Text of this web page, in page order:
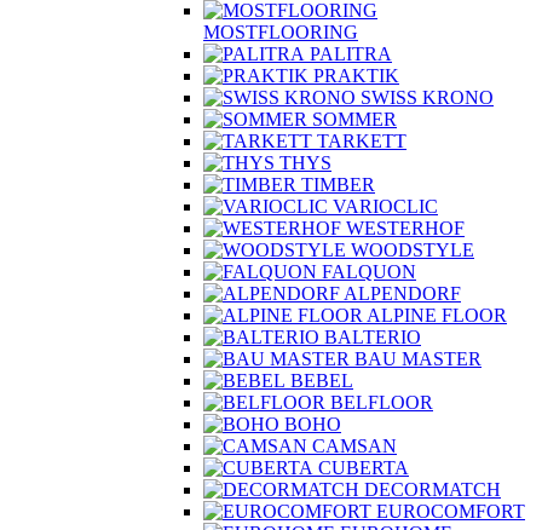
MOSTFLOORING
PALITRA
PRAKTIK
SWISS KRONO
SOMMER
TARKETT
THYS
TIMBER
VARIOCLIC
WESTERHOF
WOODSTYLE
FALQUON
ALPENDORF
ALPINE FLOOR
BALTERIO
BAU MASTER
BEBEL
BELFLOOR
BOHO
CAMSAN
CUBERTA
DECORMATCH
EUROCOMFORT